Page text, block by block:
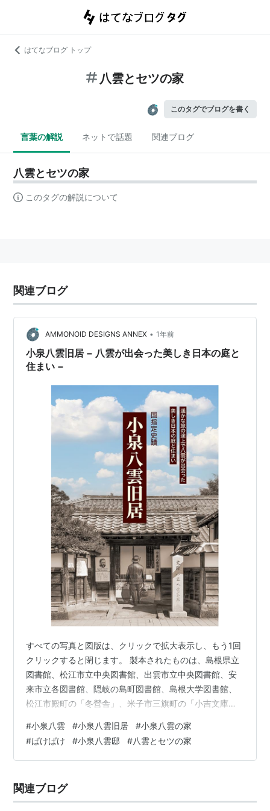
はてなブログ トップ
八雲とセツの家
このタグでブログを書く
言葉の解説 ネットで話題 関連ブログ
八雲とセツの家
このタグの解説について
関連ブログ
AMMONOID DESIGNS ANNEX • 1年前
小泉八雲旧居 − 八雲が出会った美しき日本の庭と
住まい −
すべての写真と図版は、クリックで拡大表示し、もう1回
クリックすると閉じます。 製本されたものは、島根県立
図書館、松江市立中央図書館、出雲市立中央図書館、安
来市立各図書館、隠岐の島町図書館、島根大学図書館、
松江市殿町の「冬營舎」、米子市三旗町の「小吉文庫」
クでは、雑誌のようにレイアウトされた20ページのブッ
クレットとしてご覧いただけます。PCやタブレットでは
見開きでのフルスクリーン表示も可能です。 松江への遥
て煙草をふかしています。旅をしたのが本当ですか、夢
の世の中・・・ これは小泉八雲が心臓…
#小泉八雲 #小泉八雲旧居 #小泉八雲の家
#ばけばけ #小泉八雲邸 #八雲とセツの家
関連ブログ